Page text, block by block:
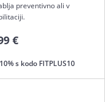
preventivno ali v
€
s kodo FITPLUS10